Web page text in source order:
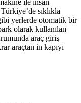
sıklıkla
yerlerde otomatik bir
olarak kullanılan
araç giriş
araçtan in kapıyı